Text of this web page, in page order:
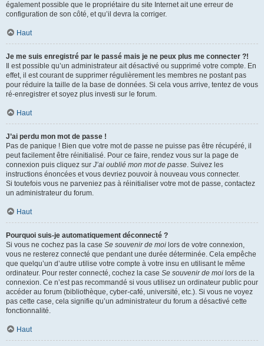
également possible que le propriétaire du site Internet ait une erreur de
configuration de son côté, et qu’il devra la corriger.
Haut
Je me suis enregistré par le passé mais je ne peux plus me connecter ?!
Il est possible qu’un administrateur ait désactivé ou supprimé votre compte. En
effet, il est courant de supprimer régulièrement les membres ne postant pas
pour réduire la taille de la base de données. Si cela vous arrive, tentez de vous
ré-enregistrer et soyez plus investi sur le forum.
Haut
J’ai perdu mon mot de passe !
Pas de panique ! Bien que votre mot de passe ne puisse pas être récupéré, il
peut facilement être réinitialisé. Pour ce faire, rendez vous sur la page de
connexion puis cliquez sur J’ai oublié mon mot de passe. Suivez les
instructions énoncées et vous devriez pouvoir à nouveau vous connecter.
Si toutefois vous ne parveniez pas à réinitialiser votre mot de passe, contactez
un administrateur du forum.
Haut
Pourquoi suis-je automatiquement déconnecté ?
Si vous ne cochez pas la case Se souvenir de moi lors de votre connexion,
vous ne resterez connecté que pendant une durée déterminée. Cela empêche
que quelqu’un d’autre utilise votre compte à votre insu en utilisant le même
ordinateur. Pour rester connecté, cochez la case Se souvenir de moi lors de la
connexion. Ce n’est pas recommandé si vous utilisez un ordinateur public pour
accéder au forum (bibliothèque, cyber-café, université, etc.). Si vous ne voyez
pas cette case, cela signifie qu’un administrateur du forum a désactivé cette
fonctionnalité.
Haut